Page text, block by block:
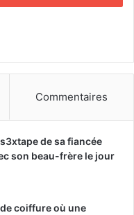
Commentaires
de sa fiancée
son beau-frère le jour
coiffure où une